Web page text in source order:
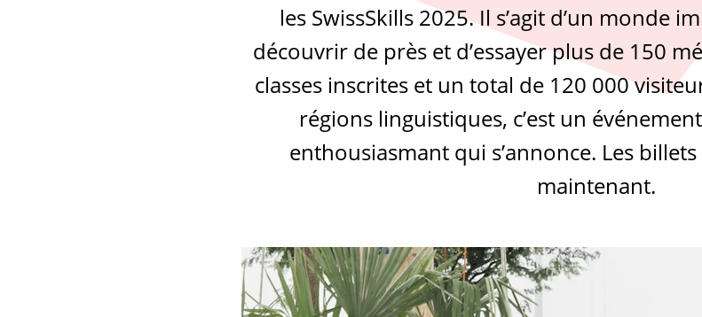
les SwissSkills 2025. Il s’agit d’un monde
découvrir de près et d’essayer plus de 150
classes inscrites et un total de 120 000
régions linguistiques, c’est un
enthousiasmant qui s’annonce. Les
maintenant.